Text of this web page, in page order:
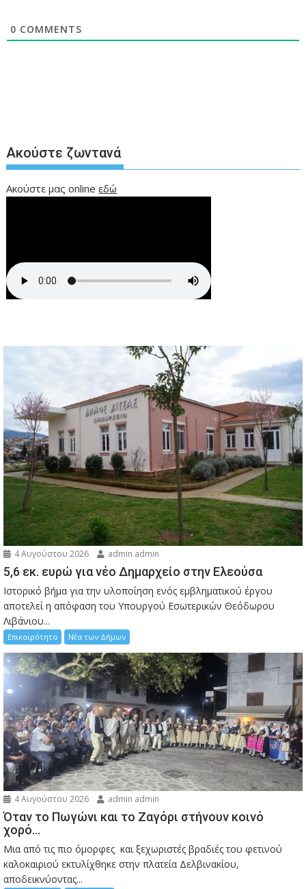
0 COMMENTS
Ακούστε ζωντανά
Ακούστε μας onlineεδώ
4 Αυγούστου 2026 admin admin
5,6 εκ. ευρώ για νέο Δημαρχείο στην Ελεούσα
Ιστορικό βήμα για την υλοποίηση ενός εμβληματικού έργου
αποτελεί η απόφαση του Υπουργού Εσωτερικών Θεόδωρου
Λιβάνιου...
Επικαιρότητα Νέα των Δήμων
4 Αυγούστου 2026 admin admin
Όταν το Πωγώνι και το Ζαγόρι στήνουν κοινό
χορό…
Μια από τις πιο όμορφες και ξεχωριστές βραδιές του φετινού
καλοκαιριού εκτυλίχθηκε στην πλατεία Δελβινακίου,
αποδεικνύοντας...